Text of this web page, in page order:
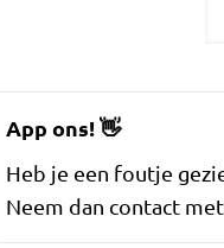
App ons!👋
Heb je een foutje
Neem dan contact met